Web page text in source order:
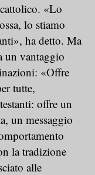
«Lo
lo stiamo
ha detto. Ma
un vantaggio
«Offre
tutte,
offre un
un messaggio
la tradizione
alle